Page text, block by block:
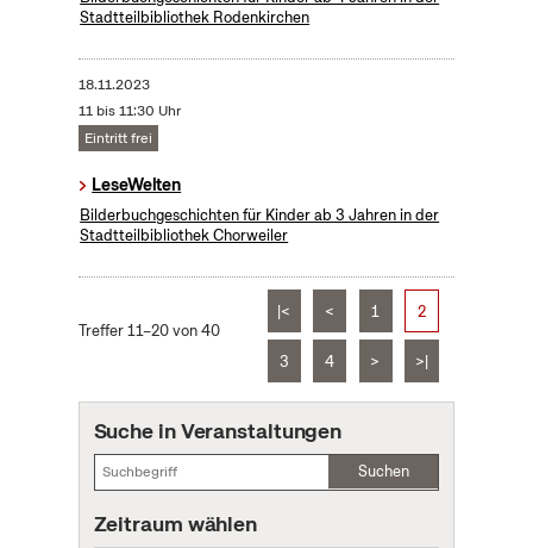
Stadtteilbibliothek Rodenkirchen
18.11.2023
11 bis 11:30 Uhr
Eintritt frei
LeseWelten
Bilderbuchgeschichten für Kinder ab 3 Jahren in der
Stadtteilbibliothek Chorweiler
Treffer 11–20 von 40
|< < 1 2
3 4 > >|
Suche in Veranstaltungen
Suchen
Zeitraum wählen